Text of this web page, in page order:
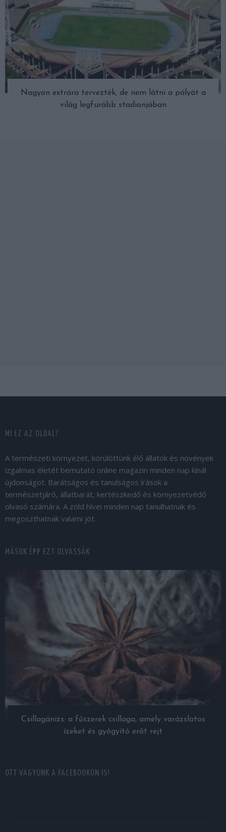
Nagyon extrára tervezték, de nem látni a pályát a
világ legfurább stadionjában
MI EZ AZ OLDAL?
A természeti környezet, körülöttünk élő állatok és növények
izgalmas életét bemutató online magazin minden nap kínál
újdonságot. Barátságos és tanulságos írások a
természetjáró, állatbarát, kertészkedő és környezetvédő
olvasó számára. A zöld hívei minden nap tanulhatnak és
megoszthatnak valami jót.
MÁSOK ÉPP EZT OLVASSÁK
Csillagánizs: a fűszerek csillaga, amely varázslatos
ízeket és gyógyító erőt rejt
OTT VAGYUNK A FACEBOOKON IS!